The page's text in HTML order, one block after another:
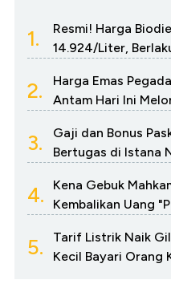
1.
Resmi! Harga
14.924/Liter,
2.
Harga Emas
Antam Hari Ini
3.
Gaji dan Bonus
Bertugas di Istana
4.
Kena Gebuk
Kembalikan Uang
5.
Tarif Listrik Naik
Kecil Bayari Orang